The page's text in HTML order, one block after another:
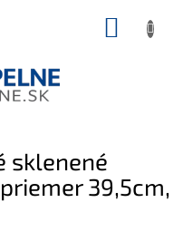
sklenené
39,5cm,